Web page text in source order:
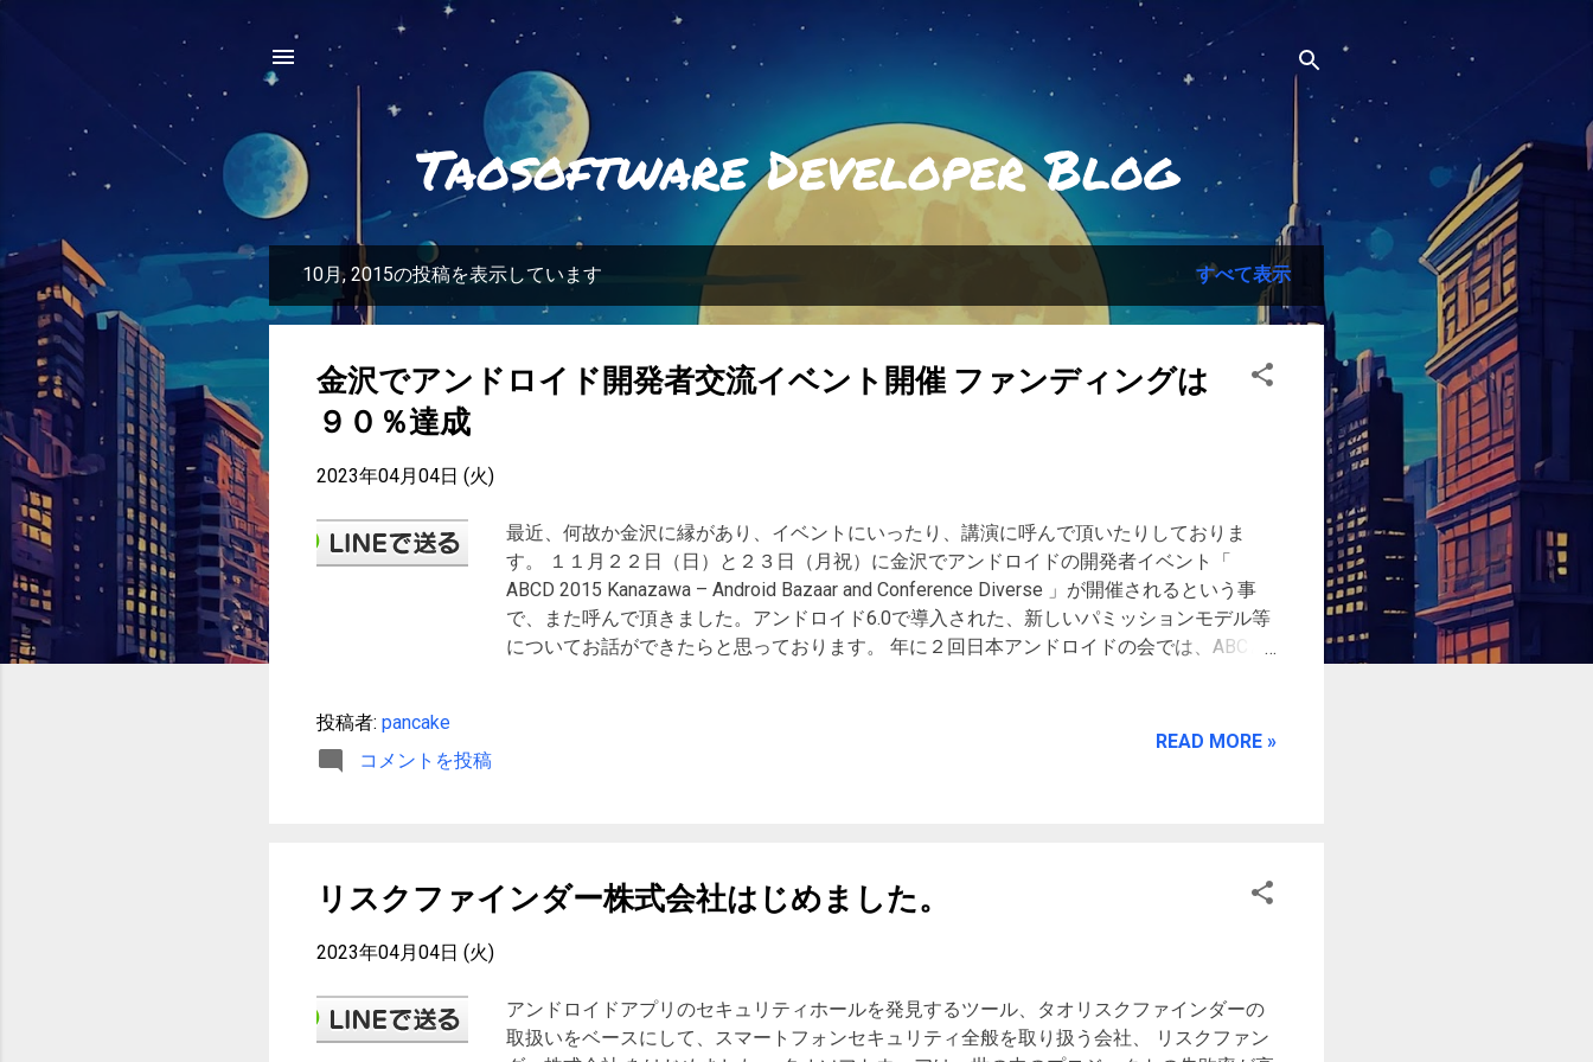
スキップしてメイン コンテンツに移動
Taosoftware Developer Blog
稿
10月, 2015の投稿を表示しています すべて表示
金沢でアンドロイド開発者交流イベント開催 ファンディングは
９０％達成
2023年04月04日 (火)
最近、何故か金沢に縁があり、イベントにいったり、講演に呼んで頂いたりしておりま
す。 １１月２２日（日）と２３日（月祝）に金沢でアンドロイドの開発者イベント「
ABCD 2015 Kanazawa – Android Bazaar and Conference Diverse 」が開催されるという事
で、また呼んで頂きました。アンドロイド6.0で導入された、新しいパミッションモデル等
についてお話ができたらと思っております。 年に２回日本アンドロイドの会では、ABCと
り実現しない状態でした。（集客の面もありますが、一番の問題となるのは、ボランティ
にファンディングして頂く物でもありませんので、よろしければ情報の拡散をお手伝い頂
投稿者: pancake
コメントを投稿
READ MORE »
リスクファインダー株式会社はじめました。
2023年04月04日 (火)
アンドロイドアプリのセキュリティホールを発見するツール、タオリスクファインダーの
取扱いをベースにして、スマートフォンセキュリティ全般を取り扱う会社、 リスクファン